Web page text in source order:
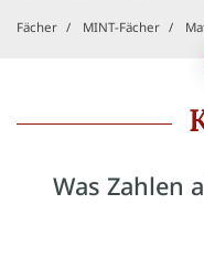
Fächer MINT-Fächer
Was Zahlen